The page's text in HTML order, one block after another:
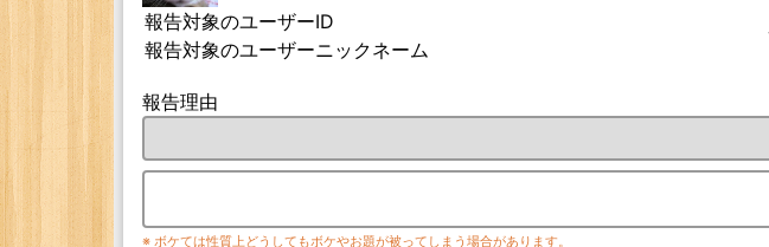
報告対象のユーザーID
報告対象のユーザーニックネーム
報告理由
※ ボケては性質上どうしてもボケやお題が被ってしまう場合があります。